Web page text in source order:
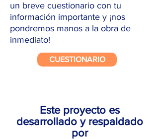
un breve cuestionario con tu
información importante y ¡nos
pondremos manos a la obra de
inmediato!
CUESTIONARIO
Este proyecto es
desarrollado y respaldado
por